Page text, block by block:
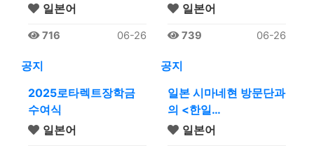
일본어
716 06-26
일본어
739 06-26
공지
2025로타렉트장학금
수여식
일본어
공지
일본 시마네현 방문단과
의 <한일…
일본어